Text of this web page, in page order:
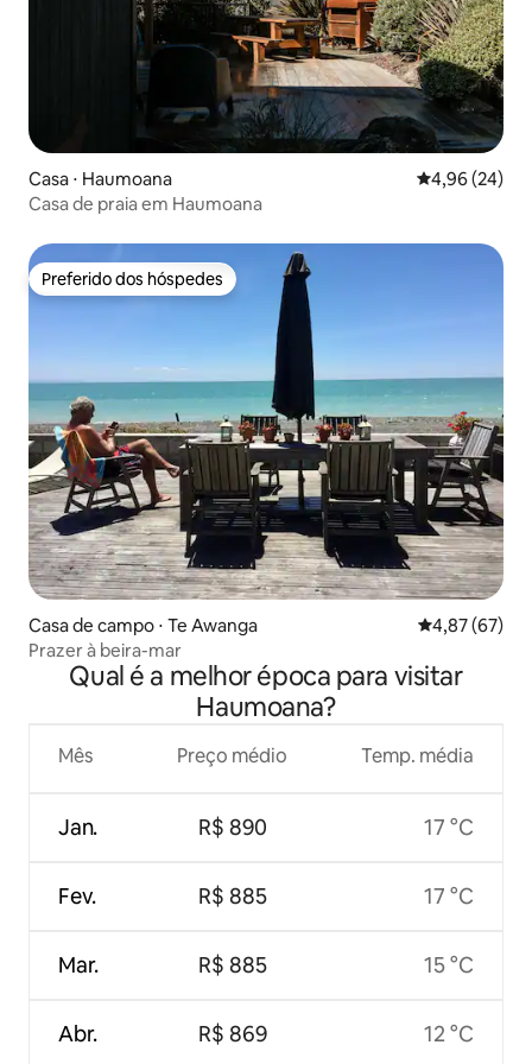
Casa ⋅ Haumoana 4,96 de uma
4,96 (24)
Casa de praia em Haumoana
Preferido dos hóspedes
Preferido dos hóspedes
Casa de campo ⋅ Te Awanga 4,87 de uma
4,87 (67)
Prazer à beira-mar
Qual é a melhor época para visitar
Haumoana?
Mês
Jan.
Fev.
Mar.
Abr.
Preço médio
R$ 890
R$ 885
R$ 885
R$ 869
Temp. média
17 °C
17 °C
15 °C
12 °C